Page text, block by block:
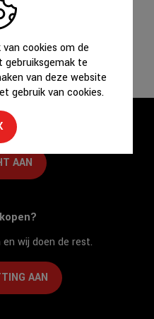
ons aanbod!
AAN
wij doen de rest.
AAN
cookies om de
gebruiksgemak te
van deze website
gebruik van cookies.